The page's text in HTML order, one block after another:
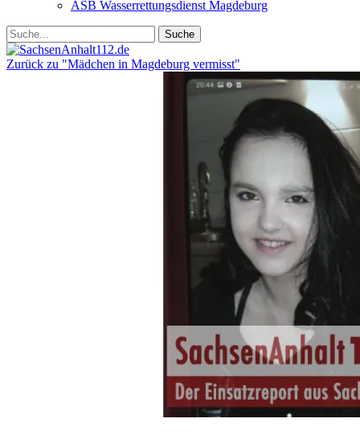
ASB Wasserrettungsdienst Magdeburg
Zurück zu "Mädchen in Magdeburg vermisst"